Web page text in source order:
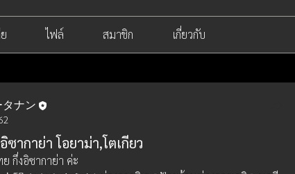
ไฟล์ สมาชิก เกี่ยวกับ
ナン
ากาย่า โอยาม่า,โตเกียว
กึ่งอิซากาย่า ค่ะ